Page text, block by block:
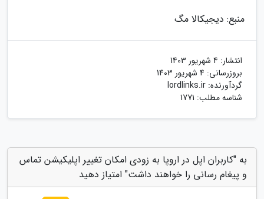
منبع: دیجیکالا مگ
انتشار: 4 شهریور 1403
بروزرسانی: 4 شهریور 1403
گردآورنده: lordlinks.ir
شناسه مطلب: 1771
به "کاربران اپل در اروپا به زودی امکان تغییر اپلیکیشن تماس
و پیغام رسانی را خواهند داشت" امتیاز دهید